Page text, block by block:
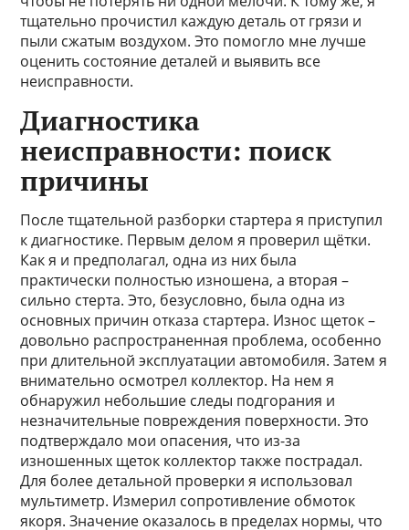
тщательно прочистил каждую деталь от грязи и
пыли сжатым воздухом. Это помогло мне лучше
оценить состояние деталей и выявить все
неисправности.
Диагностика
неисправности: поиск
причины
После тщательной разборки стартера я приступил
к диагностике. Первым делом я проверил щётки.
Как я и предполагал, одна из них была
практически полностью изношена, а вторая –
сильно стерта. Это, безусловно, была одна из
основных причин отказа стартера. Износ щеток –
довольно распространенная проблема, особенно
при длительной эксплуатации автомобиля. Затем я
внимательно осмотрел коллектор. На нем я
обнаружил небольшие следы подгорания и
незначительные повреждения поверхности. Это
подтверждало мои опасения, что из-за
изношенных щеток коллектор также пострадал.
Для более детальной проверки я использовал
мультиметр. Измерил сопротивление обмоток
якоря. Значение оказалось в пределах нормы, что